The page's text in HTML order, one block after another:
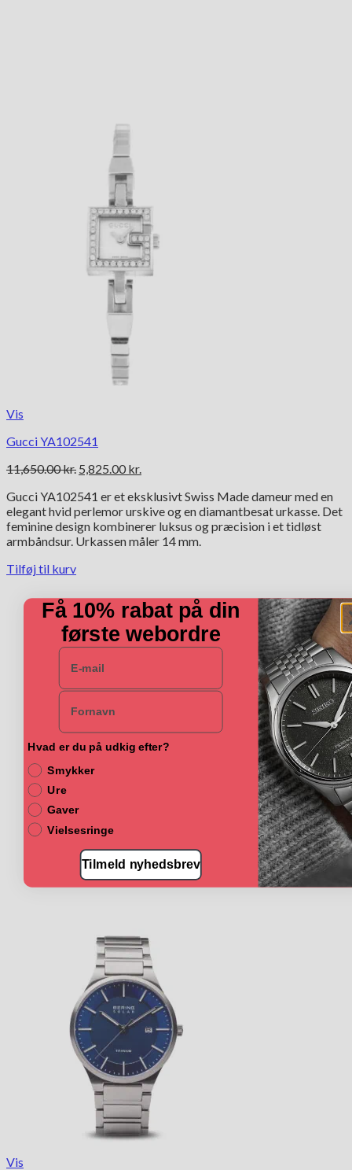
Vis
Gucci YA102541
11,650.00kr. Den
pris
var:
11,650.00 kr..
5,825.00 kr.
pris
er:
5,825.00 kr..
Gucci YA102541 er et eksklusivt Swiss Made dameur med en
elegant hvid perlemor urskive og en diamantbesat urkasse. Det
feminine design kombinerer luksus og præcision i et tidløst
armbåndsur. Urkassen måler 14 mm.
Tilføj til kurv
Vis
Få 10% rabat på din
første webordre
E-mail
Navn
Hvad er du på udkig efter?
Smykker
Ure
Gaver
Vielsesringe
Tilmeld nyhedsbrev